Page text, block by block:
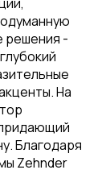
решения -
На
Благодаря
Zehnder